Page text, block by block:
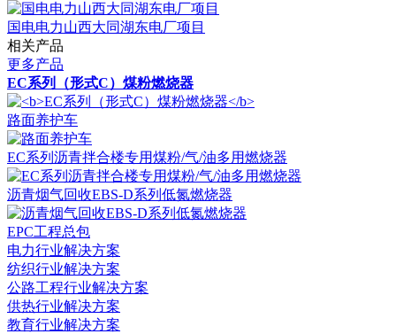
国电电力山西大同湖东电厂项目
相关产品
更多产品
EC系列（形式C）煤粉燃烧器
路面养护车
EC系列沥青拌合楼专用煤粉/气/油多用燃烧器
沥青烟气回收EBS-D系列低氮燃烧器
EPC工程总包
电力行业解决方案
纺织行业解决方案
公路工程行业解决方案
供热行业解决方案
教育行业解决方案